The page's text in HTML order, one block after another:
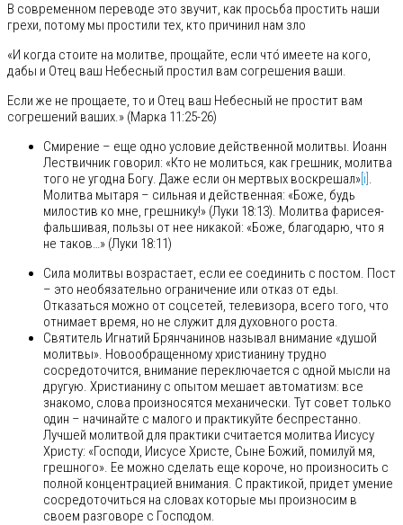
В современном переводе это звучит, как просьба простить наши
грехи, потому мы простили тех, кто причинил нам зло
«И когда стоите на молитве, прощайте, если что́ имеете на кого,
дабы и Отец ваш Небесный простил вам согрешения ваши.
Если же не прощаете, то и Отец ваш Небесный не простит вам
согрешений ваших.» (Марка 11:25-26)
Смирение – еще одно условие действенной молитвы. Иоанн
Лествичник говорил: «Кто не молиться, как грешник, молитва
того не угодна Богу. Даже если он мертвых воскрешал» [i] .
Молитва мытаря – сильная и действенная: «Боже, будь
милостив ко мне, грешнику!» (Луки 18:13). Молитва фарисея-
фальшивая, пользы от нее никакой: «Боже, благодарю, что я
не таков…» (Луки 18:11)
Сила молитвы возрастает, если ее соединить с постом. Пост
– это необязательно ограничение или отказ от еды.
Отказаться можно от соцсетей, телевизора, всего того, что
отнимает время, но не служит для духовного роста.
Святитель Игнатий Брянчанинов называл внимание «душой
молитвы». Новообращенному христианину трудно
сосредоточится, внимание переключается с одной мысли на
другую. Христианину с опытом мешает автоматизм: все
знакомо, слова произносятся механически. Тут совет только
один – начинайте с малого и практикуйте беспрестанно.
Лучшей молитвой для практики считается молитва Иисусу
Христу: «Господи, Иисусе Христе, Сыне Божий, помилуй мя,
грешного». Ее можно сделать еще короче, но произносить с
полной концентрацией внимания. С практикой, придет умение
сосредоточиться на словах которые мы произносим в
своем разговоре с Господом.